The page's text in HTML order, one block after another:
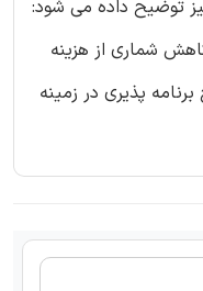
توضیح داده می شود:
شماری از هزینه
پذیری در زمینه